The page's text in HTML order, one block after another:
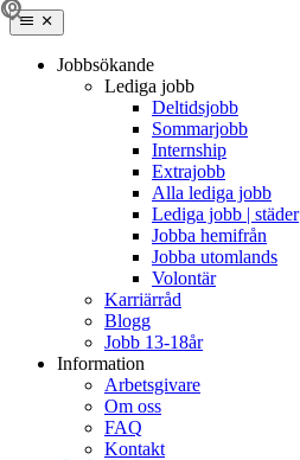
Jobbsökande
Lediga jobb
Deltidsjobb
Sommarjobb
Internship
Extrajobb
Alla lediga jobb
Lediga jobb | städer
Jobba hemifrån
Jobba utomlands
Volontär
Karriärråd
Blogg
Jobb 13-18år
Information
Arbetsgivare
Om oss
FAQ
Kontakt